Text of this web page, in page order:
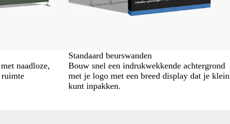
naadloze,
Standaard beurswanden
Bouw snel een indrukwekkende achtergrond
met je logo met een breed display dat je klein
kunt inpakken.